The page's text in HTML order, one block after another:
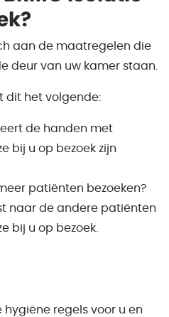
aan de maatregelen die
deur van uw kamer staan.
dit het volgende:
de handen met
bij u op bezoek zijn
patiënten bezoeken?
naar de andere patiënten
bij u op bezoek.
regels voor u en